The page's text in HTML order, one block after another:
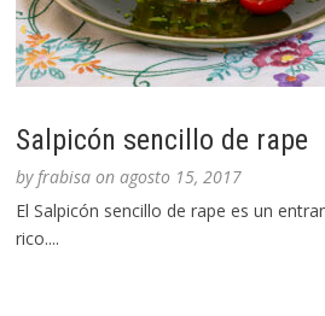
Salpicón sencillo de rape
byfrabisa onagosto 15, 2017
El Salpicón sencillo de rape es un
rico....